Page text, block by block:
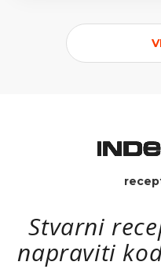
Stvarni
napraviti